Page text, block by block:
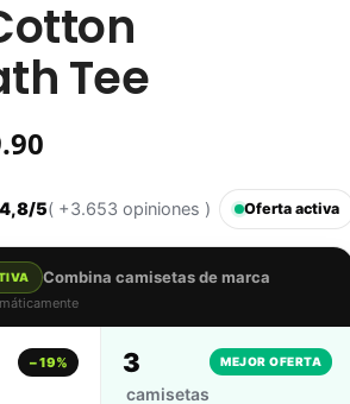
Tee
4,8/5( +3.653 opiniones ) Oferta activa
Combina camisetas de marca
−19% 3
camisetas
MEJOR OFERTA